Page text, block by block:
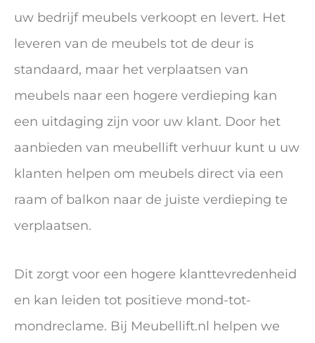
uw bedrijf meubels verkoopt en levert. Het
leveren van de meubels tot de deur is
standaard, maar het verplaatsen van
meubels naar een hogere verdieping kan
een uitdaging zijn voor uw klant. Door het
aanbieden van meubellift verhuur kunt u uw
klanten helpen om meubels direct via een
raam of balkon naar de juiste verdieping te
verplaatsen.
Dit zorgt voor een hogere klanttevredenheid
en kan leiden tot positieve mond-tot-
mondreclame. Bij Meubellift.nl helpen we